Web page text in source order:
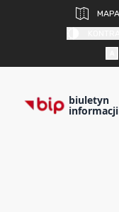
biuletyn